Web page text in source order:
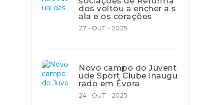
dos voltou a encher a s
ala e os corações
27 - OUT - 2025
Novo campo do Juvent
ude Sport Clube inaugu
rado em Évora
24 - OUT - 2025